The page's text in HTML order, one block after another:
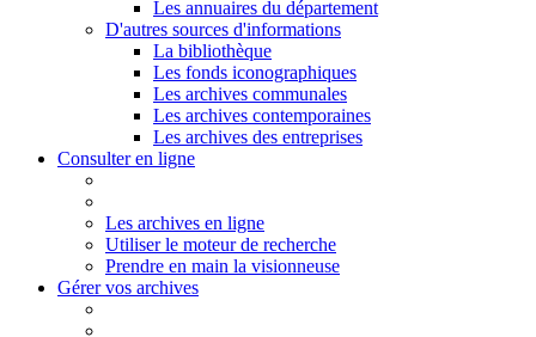
Les annuaires du département
D'autres sources d'informations
La bibliothèque
Les fonds iconographiques
Les archives communales
Les archives contemporaines
Les archives des entreprises
Consulter en ligne
Les archives en ligne
Utiliser le moteur de recherche
Prendre en main la visionneuse
Gérer vos archives